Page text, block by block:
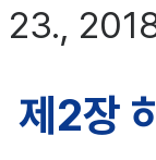
제2장